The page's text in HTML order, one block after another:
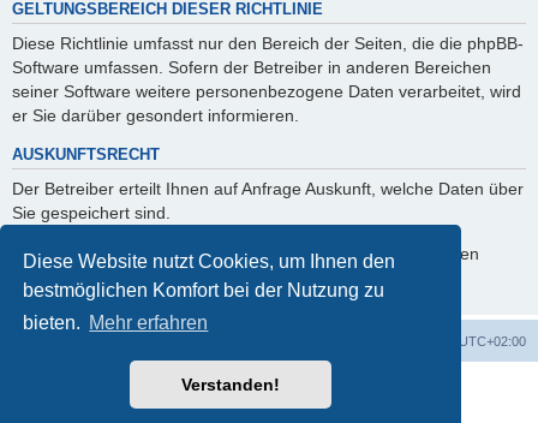
Diese Website nutzt Cookies, um Ihnen den
bestmöglichen Komfort bei der Nutzung zu
bieten. Mehr erfahren
Verstanden!
GELTUNGSBEREICH DIESER RICHTLINIE
Diese Richtlinie umfasst nur den Bereich der Seiten, die die phpBB-
Software umfassen. Sofern der Betreiber in anderen Bereichen
seiner Software weitere personenbezogene Daten verarbeitet, wird
er Sie darüber gesondert informieren.
AUSKUNFTSRECHT
Der Betreiber erteilt Ihnen auf Anfrage Auskunft, welche Daten über
Sie gespeichert sind.
Sie können jederzeit die Löschung bzw. Sperrung Ihrer Daten
verlangen. Kontaktieren Sie hierzu bitte den Betreiber.
UTC+02:00
Powered byphpBB® Forum Software © phpBB Limited
phpBB.de